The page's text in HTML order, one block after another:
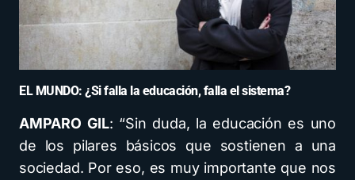
EL MUNDO: ¿Si falla la educación, falla el sistema?
AMPARO GIL: “Sin duda, la educación es uno
de los pilares básicos que sostienen a una
sociedad. Por eso, es muy importante que nos